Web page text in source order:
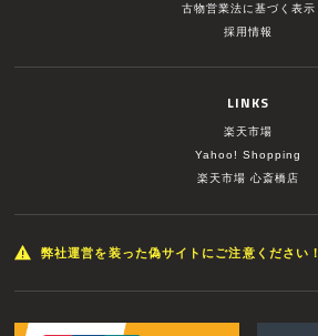
古物営業法に基づく表示
採用情報
LINKS
楽天市場
Yahoo! Shopping
楽天市場 心斎橋店
弊社運営を装った偽サイトにご注意ください！